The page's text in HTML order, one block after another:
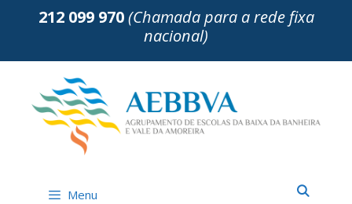
212 099 970(Chamada para a rede fixa
nacional)
Menu